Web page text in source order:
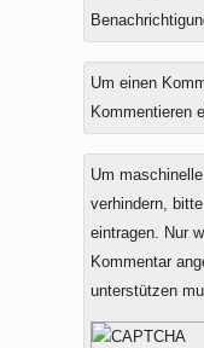
Um einen
Kommentieren
Um
verhindern,
eintragen. Nur
Kommentar
unterstützen